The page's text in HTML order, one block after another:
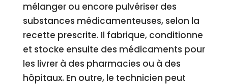
mélanger ou encore pulvériser des
substances médicamenteuses, selon la
recette prescrite. Il fabrique, conditionne
et stocke ensuite des médicaments pour
les livrer à des pharmacies ou à des
hôpitaux. En outre, le technicien peut